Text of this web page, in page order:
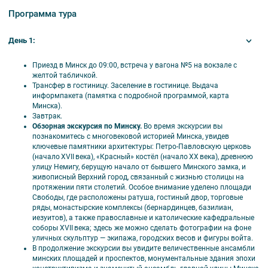
Дудутках;
Экскурсии с входными билетами в музеи:
• Экскурсия «Смак белорусских местечек»
• Экскурсия по Глубокому
• Посещение Собора Рождества Богородицы, подъем на башню
собора
• Посещение агроусадьбы Якимовичей с обедом и дегустацией
Глубокской сгущёнки
• Экскурсия по костелу Девы Марии в Будславе
• Экскурсия по Иловскому винзаводу
• Дегустация вин, соусов, повидла, кальвадоса
• Экскурсия в усадебно-парковый комплекс «Парк истории
Сула»
• Анимационная программа с дегустациями в Суле
• Катание по озеру на драккаре
• Экскурсия «Памятники Мира и Несвижа»
• Экскурсия с входными билетами в Мирский замок
• Экскурсия с входными билетами в дворцовый комплекс в
Несвиже
• Экскурсия в Фарный костел в Несвиже, 1593 г.
• Посещение Крипты – фамильной усыпальницы Радзивиллов
• Экскурсия «Минск: от классики до авангарда»
Программа тура
День 1:
Приезд в Минск до 09:00, встреча у вагона №5 на вокзале с
желтой табличкой.
Трансфер в гостиницу. Заселение в гостинице. Выдача
информпакета (памятка с подробной программой, карта
Минска).
Завтрак.
Обзорная экскурсия по Минску. Во время экскурсии вы
познакомитесь с многовековой историей Минска, увидев
ключевые памятники архитектуры: Петро‑Павловскую церковь
(начало XVII века), «Красный» костёл (начало XX века), древнюю
улицу Немигу, берущую начало от бывшего Минского замка, и
живописный Верхний город, связанный с жизнью столицы на
протяжении пяти столетий. Особое внимание уделено площади
Свободы, где расположены ратуша, гостиный двор, торговые
ряды, монастырские комплексы (бернардинцев, базилиан,
иезуитов), а также православные и католические кафедральные
соборы XVII века; здесь же можно сделать фотографии на фоне
уличных скульптур — экипажа, городских весов и фигуры войта.
В продолжение экскурсии вы увидите величественные ансамбли
минских площадей и проспектов, монументальные здания эпохи